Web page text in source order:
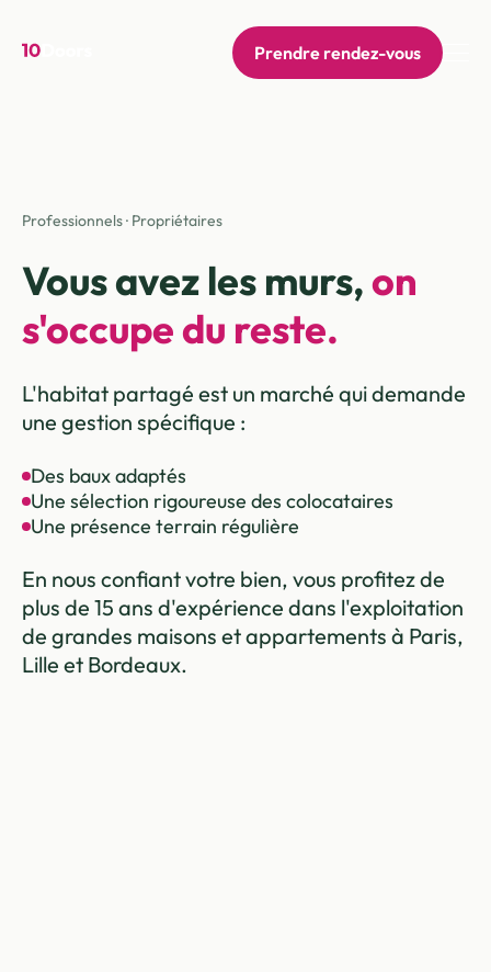
Prendre rendez-vous
Professionnels · Propriétaires
Vous avez les murs,on
s'occupe du reste.
L'habitat partagé est un marché qui demande
une gestion spécifique :
Des baux adaptés
Une sélection rigoureuse des colocataires
Une présence terrain régulière
En nous confiant votre bien, vous profitez de
plus de 15 ans d'expérience dans l'exploitation
de grandes maisons et appartements à Paris,
Lille et Bordeaux.